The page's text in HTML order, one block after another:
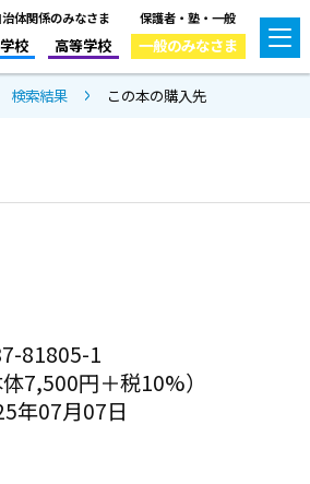
体関係のみなさま
校 高等学校
保護者・塾・一般
一般のみなさま
検索結果 この本の購入先
81805-1
7,500円＋税10%）
年07月07日